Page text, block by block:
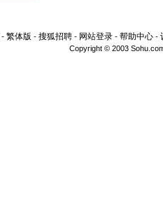
- 繁体版 - 搜狐招聘 - 网站登录 - 帮助中心 -
Copyright © 2003